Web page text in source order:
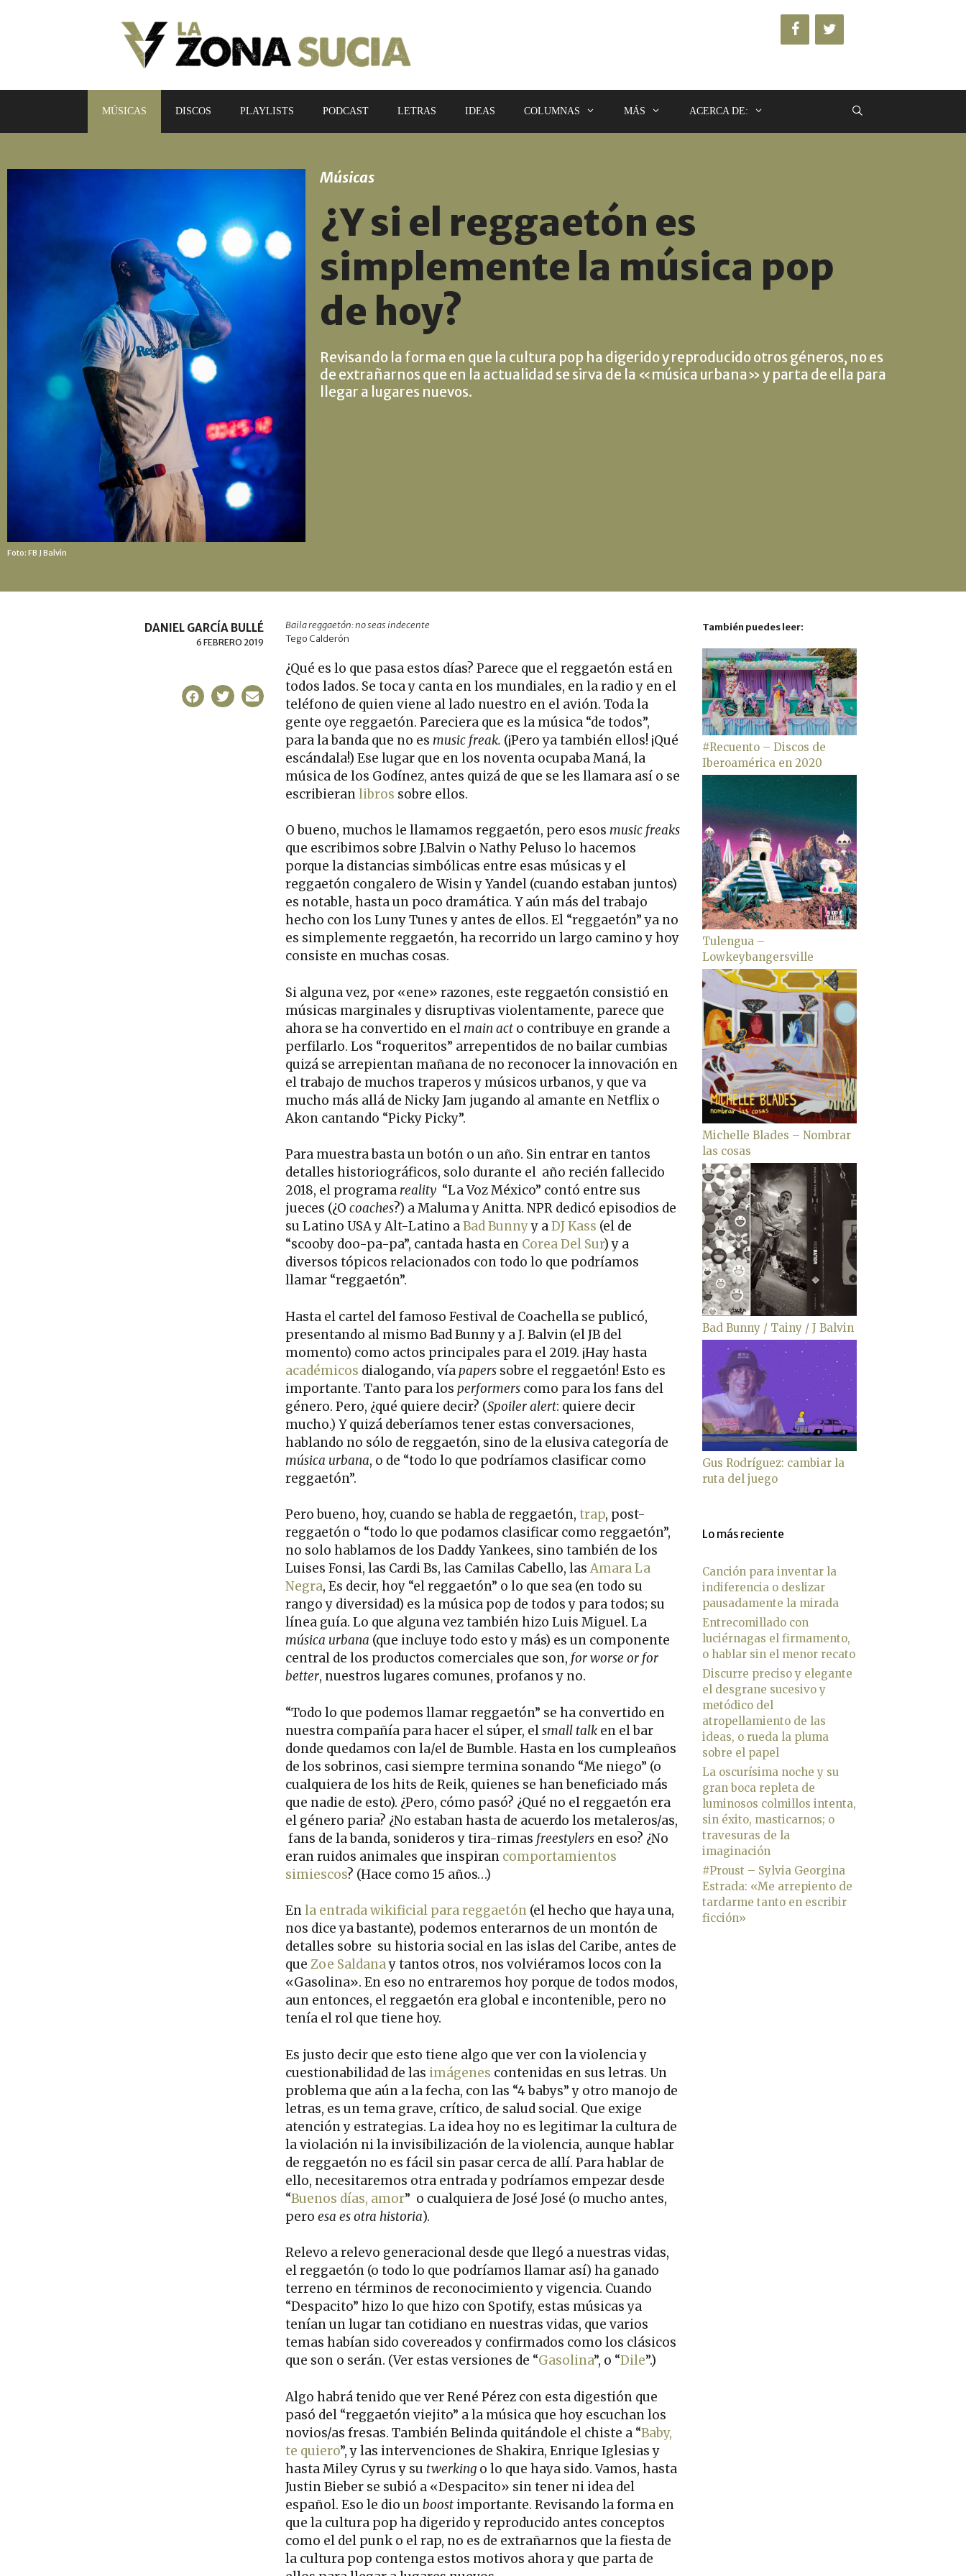
MÚSICAS DISCOS PLAYLISTS PODCAST LETRAS IDEAS COLUMNAS MÁS ACERCA DE:
Foto: FB J Balvin
Músicas
¿Y si el reggaetón es
simplemente la música pop
de hoy?
Revisando la forma en que la cultura pop ha digerido y reproducido otros géneros, no es
de extrañarnos que en la actualidad se sirva de la «música urbana» y parta de ella para
llegar a lugares nuevos.
Baila reggaetón: no seas indecente
Tego Calderón
¿Qué es lo que pasa estos días? Parece que el reggaetón está en
todos lados. Se toca y canta en los mundiales, en la radio y en el
teléfono de quien viene al lado nuestro en el avión. Toda la
gente oye reggaetón. Pareciera que es la música “de todos”,
para la banda que no es music freak. (¡Pero ya también ellos! ¡Qué
escándala!) Ese lugar que en los noventa ocupaba Maná, la
música de los Godínez, antes quizá de que se les llamara así o se
escribieranlibros sobre ellos.
O bueno, muchos le llamamos reggaetón, pero esos music freaks
que escribimos sobre J.Balvin o Nathy Peluso lo hacemos
porque la distancias simbólicas entre esas músicas y el
reggaetón congalero de Wisin y Yandel (cuando estaban juntos)
es notable, hasta un poco dramática. Y aún más del trabajo
hecho con los Luny Tunes y antes de ellos. El “reggaetón” ya no
es simplemente reggaetón, ha recorrido un largo camino y hoy
consiste en muchas cosas.
Si alguna vez, por «ene» razones, este reggaetón consistió en
músicas marginales y disruptivas violentamente, parece que
ahora se ha convertido en el main act o contribuye en grande a
perfilarlo. Los “roqueritos” arrepentidos de no bailar cumbias
quizá se arrepientan mañana de no reconocer la innovación en
el trabajo de muchos traperos y músicos urbanos, y que va
mucho más allá de Nicky Jam jugando al amante en Netflix o
Akon cantando “Picky Picky”.
Para muestra basta un botón o un año. Sin entrar en tantos
detalles historiográficos, solo durante el año recién fallecido
2018, el programa reality “La Voz México” contó entre sus
jueces (¿O coaches?) a Maluma y Anitta. NPR dedicó episodios de
su Latino USA y Alt-Latino aBad Bunnyy aDJ Kass (el de
“scooby doo-pa-pa”, cantada hasta en Corea Del Sur) y a
diversos tópicos relacionados con todo lo que podríamos
llamar “reggaetón”.
Hasta el cartel del famoso Festival de Coachella se publicó,
presentando al mismo Bad Bunny y a J. Balvin (el JB del
momento) como actos principales para el 2019. ¡Hay hasta
académicos dialogando, víapapers sobre el reggaetón! Esto es
importante. Tanto para los performers como para los fans del
género. Pero, ¿qué quiere decir? (Spoiler alert: quiere decir
mucho.) Y quizá deberíamos tener estas conversaciones,
hablando no sólo de reggaetón, sino de la elusiva categoría de
música urbana, o de “todo lo que podríamos clasificar como
reggaetón”.
Pero bueno, hoy, cuando se habla de reggaetón, trap, post-
reggaetón o “todo lo que podamos clasificar como reggaetón”,
no solo hablamos de los Daddy Yankees, sino también de los
Luises Fonsi, las Cardi Bs, las Camilas Cabello, las Amara La
Negra, Es decir, hoy “el reggaetón” o lo que sea (en todo su
rango y diversidad) es la música pop de todos y para todos; su
línea guía. Lo que alguna vez también hizo Luis Miguel. La
música urbana (que incluye todo esto y más) es un componente
central de los productos comerciales que son, for worse or for
better, nuestros lugares comunes, profanos y no.
“Todo lo que podemos llamar reggaetón” se ha convertido en
nuestra compañía para hacer el súper, elsmall talk en el bar
donde quedamos con la/el de Bumble. Hasta en los cumpleaños
de los sobrinos, casi siempre termina sonando “Me niego” (o
cualquiera de los hits de Reik, quienes se han beneficiado más
que nadie de esto). ¿Pero, cómo pasó? ¿Qué no el reggaetón era
el género paria? ¿No estaban hasta de acuerdo los metaleros/as,
fans de la banda, sonideros y tira-rimas freestylers en eso? ¿No
eran ruidos animales que inspiran comportamientos
simiescos? (Hace como 15 años…)
Enla entrada wikificial para reggaetón (el hecho que haya una,
nos dice ya bastante), podemos enterarnos de un montón de
detalles sobre su historia social en las islas del Caribe, antes de
que Zoe Saldanay tantos otros, nos volviéramos locos con la
«Gasolina». En eso no entraremos hoy porque de todos modos,
aun entonces, el reggaetón era global e incontenible, pero no
tenía el rol que tiene hoy.
Es justo decir que esto tiene algo que ver con la violencia y
cuestionabilidad de las imágenes contenidas en sus letras. Un
problema que aún a la fecha, con las “4 babys” y otro manojo de
letras, es un tema grave, crítico, de salud social. Que exige
atención y estrategias. La idea hoy no es legitimar la cultura de
la violación ni la invisibilización de la violencia, aunque hablar
de reggaetón no es fácil sin pasar cerca de allí. Para hablar de
ello, necesitaremos otra entrada y podríamos empezar desde
“Buenos días, amor” o cualquiera de José José (o mucho antes,
pero esa es otra historia).
Relevo a relevo generacional desde que llegó a nuestras vidas,
el reggaetón (o todo lo que podríamos llamar así) ha ganado
terreno en términos de reconocimiento y vigencia. Cuando
“Despacito” hizo lo que hizo con Spotify, estas músicas ya
tenían un lugar tan cotidiano en nuestras vidas, que varios
temas habían sido covereados y confirmados como los clásicos
que son o serán. (Ver estas versiones de “Gasolina”, o “Dile”.)
Algo habrá tenido que ver René Pérez con esta digestión que
pasó del “reggaetón viejito” a la música que hoy escuchan los
novios/as fresas. También Belinda quitándole el chiste a “Baby,
te quiero”, y las intervenciones de Shakira, Enrique Iglesias y
hasta Miley Cyrus y su twerking o lo que haya sido. Vamos, hasta
Justin Bieber se subió a «Despacito» sin tener ni idea del
español. Eso le dio unboost importante. Revisando la forma en
que la cultura pop ha digerido y reproducido antes conceptos
como el del punk o el rap, no es de extrañarnos que la fiesta de
la cultura pop contenga estos motivos ahora y que parta de
DANIEL GARCÍA BULLÉ
6 FEBRERO 2019
También puedes leer:
#Recuento – Discos de
Iberoamérica en 2020
Tulengua –
Lowkeybangersville
Michelle Blades – Nombrar
las cosas
Bad Bunny / Tainy / J Balvin
Gus Rodríguez: cambiar la
ruta del juego
Lo más reciente
Canción para inventar la
indiferencia o deslizar
pausadamente la mirada
Entrecomillado con
luciérnagas el firmamento,
o hablar sin el menor recato
Discurre preciso y elegante
el desgrane sucesivo y
metódico del
atropellamiento de las
ideas, o rueda la pluma
sobre el papel
La oscurísima noche y su
gran boca repleta de
luminosos colmillos intenta,
sin éxito, masticarnos; o
travesuras de la
imaginación
#Proust – Sylvia Georgina
Estrada: «Me arrepiento de
tardarme tanto en escribir
ficción»